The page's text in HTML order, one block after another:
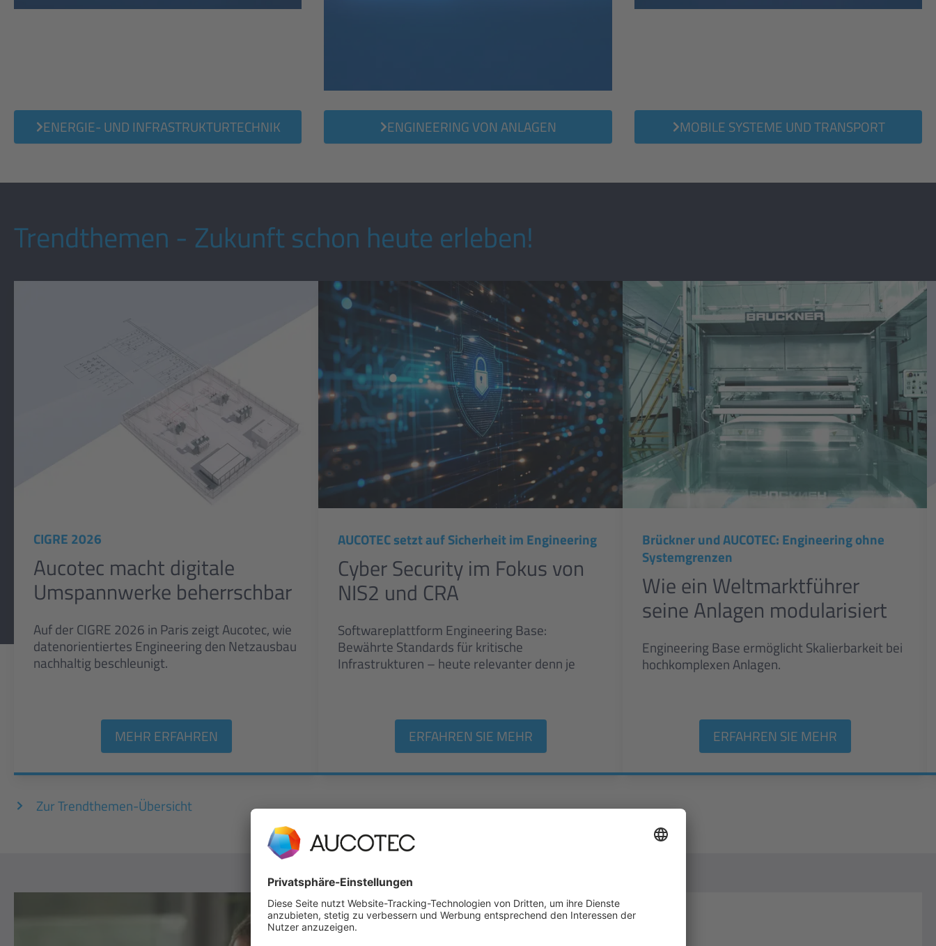
ENERGIE- UND INFRASTRUKTURTECHNIK ENGINEERING VON ANLAGEN MOBILE SYSTEME UND TRANSPORT
Trendthemen - Zukunft schon heute erleben!
CIGRE 2026
Aucotec macht digitale
Umspannwerke beherrschbar
Auf der CIGRE 2026 in Paris zeigt Aucotec, wie
datenorientiertes Engineering den Netzausbau
nachhaltig beschleunigt.
MEHR ERFAHREN
AUCOTEC setzt auf Sicherheit im Engineering
Cyber Security im Fokus von
NIS2 und CRA
Softwareplattform Engineering Base:
Bewährte Standards für kritische
Infrastrukturen – heute relevanter denn je
ERFAHREN SIE MEHR
Brückner und AUCOTEC: Engineering ohne
Systemgrenzen
Wie ein Weltmarktführer
seine Anlagen modularisiert
Engineering Base ermöglicht Skalierbarkeit bei
hochkomplexen Anlagen.
ERFAHREN SIE MEHR
Zur Trendthemen-Übersicht